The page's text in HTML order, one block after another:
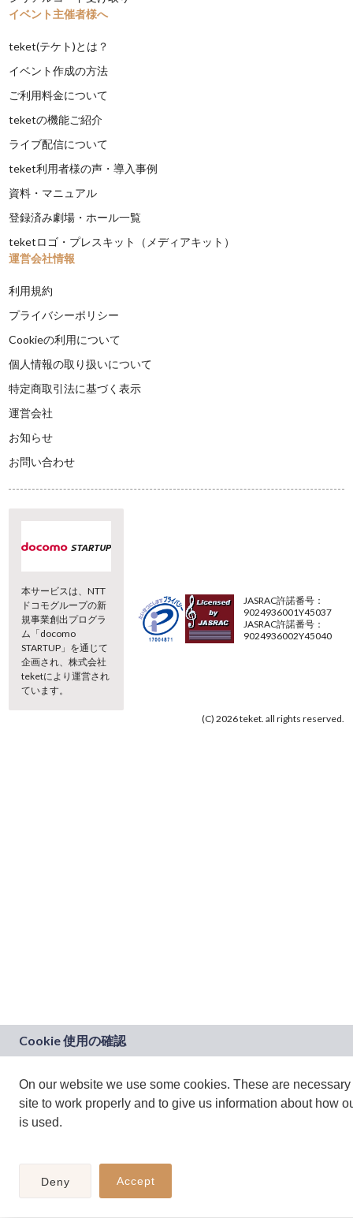
イベント主催者様へ
teket(テケト)とは？
イベント作成の方法
ご利用料金について
teketの機能ご紹介
ライブ配信について
teket利用者様の声・導入事例
資料・マニュアル
登録済み劇場・ホール一覧
teketロゴ・プレスキット（メディアキット）
運営会社情報
利用規約
プライバシーポリシー
Cookieの利用について
個人情報の取り扱いについて
特定商取引法に基づく表示
運営会社
お知らせ
お問い合わせ
本サービスは、NTT
ドコモグループの新
規事業創出プログラ
ム「docomo
STARTUP」を通じて
企画され、株式会社
teketにより運営され
ています。
JASRAC許諾番号：
9024936001Y45037
JASRAC許諾番号：
9024936002Y45040
(C) 2026 teket. all rights reserved.
On our website we use some cookies. These are necessary
site to work properly and to give us information about how
is used.
Deny Accept